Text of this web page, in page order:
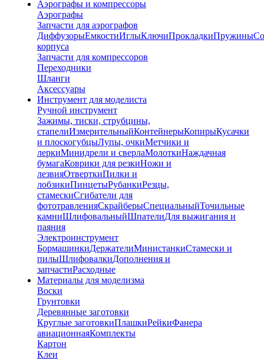
Аэрографы и компрессоры
Аэрографы
Запчасти для аэрографов
ДиффузорыЕмкостиИглыКлючиПрокладкиПружины
корпуса
Запчасти для компрессоров
Переходники
Шланги
Аксессуары
Инструмент для моделиста
Ручной инструмент
Зажимы, тиски, струбцины,
стапелиИзмерительныйКонтейнерыКопирыКусачки
и плоскогубцыЛупы, очкиМетчики и
леркиМинидрели и сверлаМолоткиНаждачная
бумагаКоврики для резкиНожи и
лезвияОтверткиПилки и
лобзикиПинцетыРубанкиРезцы,
стамескиСгибатели для
фототравленияСкрайберыСпециальныйТочильные
камниШлифовальныйШпателиДля выжигания и
паяния
Электроинструмент
БормашинкиДержателиМинистанкиСтамески и
пилыШлифовалкиДополнения и
запчастиРасходные
Материалы для моделизма
Воски
Грунтовки
Деревянные заготовки
Круглые заготовкиПлашкиРейкиФанера
авиационнаяКомплекты
Картон
Клеи